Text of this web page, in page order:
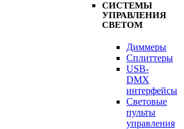
СИСТЕМЫ
УПРАВЛЕНИЯ
СВЕТОМ
Диммеры
Сплиттеры
USB-
DMX
интерфейсы
Световые
пульты
управления